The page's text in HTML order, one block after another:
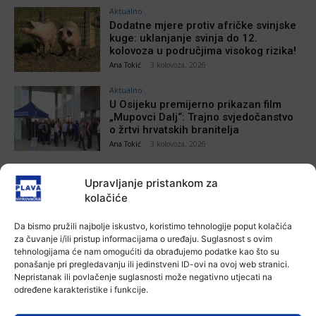
Upravljanje pristankom za
kolačiće
Da bismo pružili najbolje iskustvo, koristimo tehnologije poput kolačića
za čuvanje i/ili pristup informacijama o uređaju. Suglasnost s ovim
tehnologijama će nam omogućiti da obrađujemo podatke kao što su
ponašanje pri pregledavanju ili jedinstveni ID-ovi na ovoj web stranici.
Nepristanak ili povlačenje suglasnosti može negativno utjecati na
određene karakteristike i funkcije.
Aktualno
Dodatne mjere protiv afričke svinjske
kuge: uklanjanje svinja do 12.
kolovoza u područjima visokog rizika!
Ana Tokić 3 kolovoza, 2026
Aktualno
U Osijeku premijerno prikazan film
„Mupovci Dalj“: Trajno svjedočanstvo
o žrtvi hrvatskih branitelja
Ana Tokić 3 kolovoza, 2026
POVEZANE VIJESTI
Aktualno
U Osijeku obilježen Dan pobjede i
domovinske zahvalnosti i Dan
hrvatskih branitelja
4 kolovoza, 2026